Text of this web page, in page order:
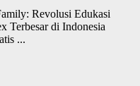
Revolusi Edukasi
Terbesar di Indonesia
...